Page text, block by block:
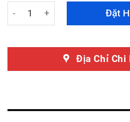
Ốp Heo Dầu Brembo ChoĐặt
Địa Chỉ Chi